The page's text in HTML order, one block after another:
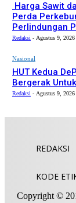
Harga Sawit
Perda
Perlindungan
Redaksi - Agustus 9, 2026
Nasional
HUT Kedua
Bergerak
Redaksi - Agustus 9, 2026
REDAKSI
KODE
Copyright ©